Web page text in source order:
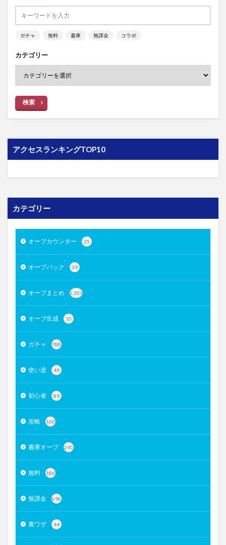
ガチャ 無料 書庫 無課金 コラボ
カテゴリー
検索
アクセスランキングTOP10
カテゴリー
オーブカウンター 25
オーブバック 39
オーブまとめ 2,303
オーブ生成 10
ガチャ 788
使い道 49
初心者 89
攻略 160
書庫オーブ 245
無料 186
無課金 696
裏ワザ 44